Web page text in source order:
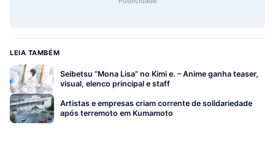
LEIA TAMBÉM
Seibetsu “Mona Lisa” no Kimi e. – Anime ganha teaser,
visual, elenco principal e staff
Artistas e empresas criam corrente de solidariedade
após terremoto em Kumamoto